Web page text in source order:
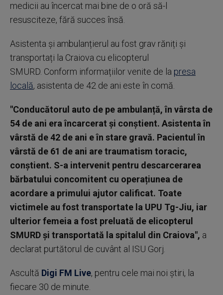
medicii au încercat mai bine de o oră să-l
resusciteze, fără succes însă.
Asistenta și ambulanțierul au fost grav răniți și
transportați la Craiova cu elicopterul
SMURD. Conform informațiilor venite de la presa
locală, asistenta de 42 de ani este în comă.
"Conducătorul auto de pe ambulanță, în vârsta de
54 de ani era încarcerat și conștient. Asistenta în
vârstă de 42 de ani e în stare gravă. Pacientul în
vârstă de 61 de ani are traumatism toracic,
conștient. S-a intervenit pentru descarcerarea
bărbatului concomitent cu operațiunea de
acordare a primului ajutor calificat. Toate
victimele au fost transportate la UPU Tg-Jiu, iar
ulterior femeia a fost preluată de elicopterul
SMURD și transportată la spitalul din Craiova", a
declarat purtătorul de cuvânt al ISU Gorj.
Ascultă Digi FM Live, pentru cele mai noi știri, la
fiecare 30 de minute.